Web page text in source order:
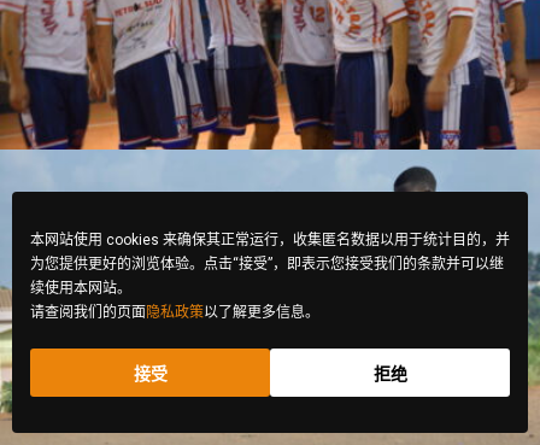
本网站使用 cookies 来确保其正常运行，收集匿名数据以用于统计目的，并
为您提供更好的浏览体验。点击“接受”，即表示您接受我们的条款并可以继
续使用本网站。
请查阅我们的页面 隐私政策以了解更多信息。
接受 拒绝